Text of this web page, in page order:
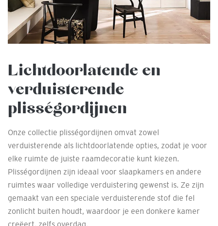
Lichtdoorlatende en
verduisterende
plisségordijnen
Onze collectie plisségordijnen omvat zowel
verduisterende als lichtdoorlatende opties, zodat je voor
elke ruimte de juiste raamdecoratie kunt kiezen.
Plisségordijnen zijn ideaal voor slaapkamers en andere
ruimtes waar volledige verduistering gewenst is. Ze zijn
gemaakt van een speciale verduisterende stof die fel
zonlicht buiten houdt, waardoor je een donkere kamer
creëert, zelfs overdag.